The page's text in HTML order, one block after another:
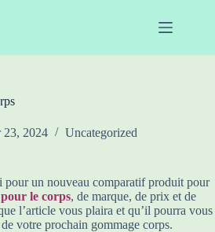
23, 2024 Uncategorized
pour un nouveau comparatif produit pour
le corps, de marque, de prix et de
l’article vous plaira et qu’il pourra vous
votre prochain gommage corps.